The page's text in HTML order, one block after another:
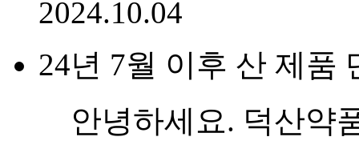
단가 변동은 첨부파
감사합니다.